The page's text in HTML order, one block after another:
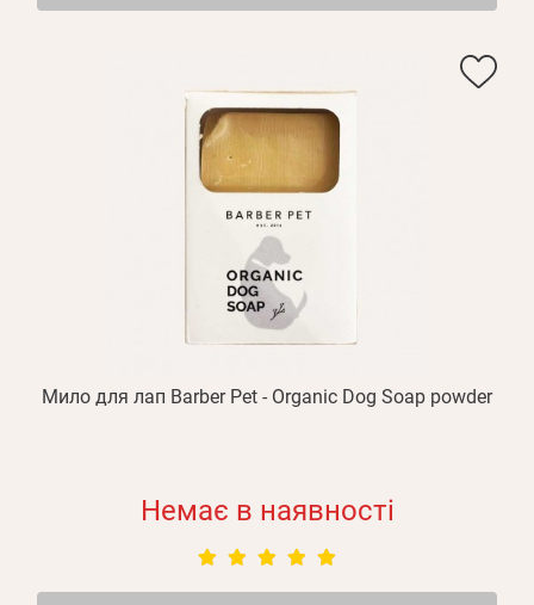
Мило для лап Barber Pet - Organic Dog Soap powder
Немає в наявності